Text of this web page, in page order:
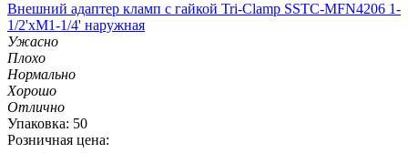
Внешний адаптер кламп с гайкой Tri-Clamp SSTC-MFN4206 1-
1/2'хM1-1/4' наружная
Ужасно
Плохо
Нормально
Хорошо
Отлично
Упаковка: 50
Розничная цена: